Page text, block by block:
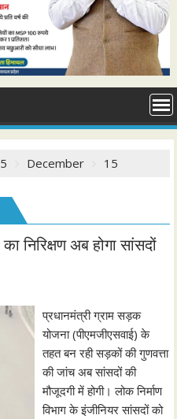
December 15
निरिक्षण अब होगा सांसदों
प्रधानमंत्री ग्राम सड़क
योजना (पीएमजीएसवाई) के
तहत बन रही सड़कों की गुणवत्ता
की जांच अब सांसदों की
मौजूदगी में होगी। लोक निर्माण
विभाग के इंजीनियर सांसदों को